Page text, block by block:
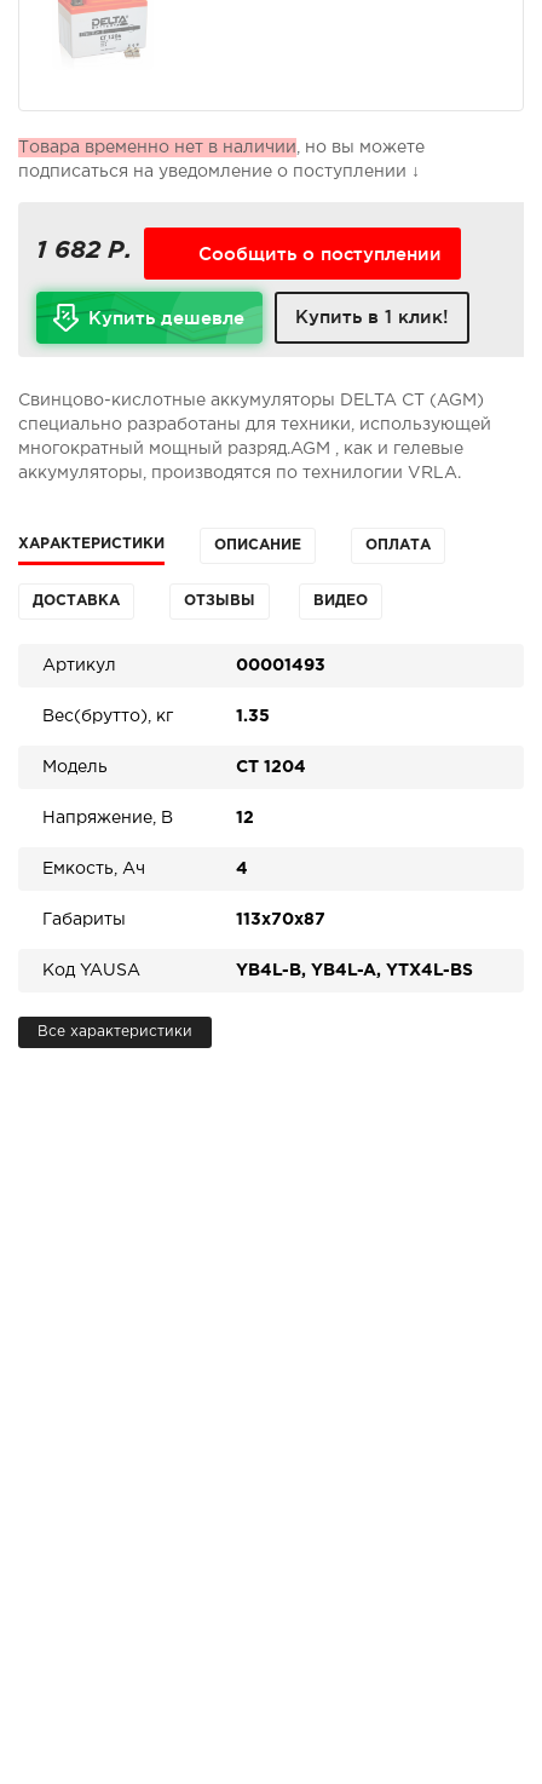
Товара временно нет в наличии , но вы можете
подписаться на уведомление о поступлении ↓
1 682 Р. Сообщить о поступлении
Купить дешевле Купить в 1 клик!
Свинцово-кислотные аккумуляторы DELTA CT (AGM)
специально разработаны для техники, использующей
многократный мощный разряд.AGM , как и гелевые
аккумуляторы, производятся по технилогии VRLA.
ХАРАКТЕРИСТИКИ ОПИСАНИЕ ОПЛАТА
ДОСТАВКА ОТЗЫВЫ ВИДЕО
Артикул 00001493
Вес(брутто), кг 1.35
Модель CT 1204
Напряжение, В 12
Емкость, Ач 4
Габариты 113x70x87
Код YAUSA YB4L-B, YB4L-A, YTX4L-BS
Все характеристики